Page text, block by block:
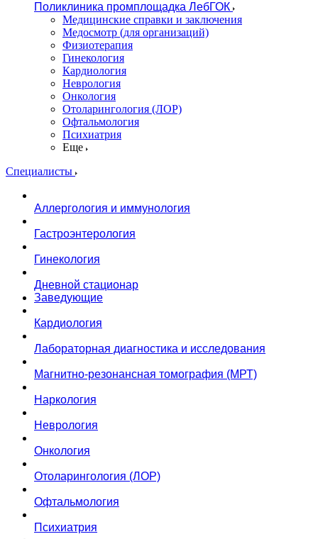
Поликлиника промплощадка ЛебГОК
Медицинские справки и заключения
Медосмотр (для организаций)
Физиотерапия
Гинекология
Кардиология
Неврология
Онкология
Отоларингология (ЛОР)
Офтальмология
Психиатрия
Еще
Специалисты
Аллергология и иммунология
Гастроэнтерология
Гинекология
Дневной стационар
Заведующие
Кардиология
Лабораторная диагностика и исследования
Магнитно-резонансная томография (МРТ)
Наркология
Неврология
Онкология
Отоларингология (ЛОР)
Офтальмология
Психиатрия